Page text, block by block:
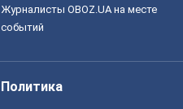
Журналисты OBOZ.UA на месте
событий
Политика